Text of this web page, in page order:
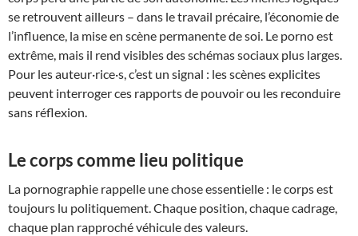
se retrouvent ailleurs – dans le travail précaire, l’économie de
l’influence, la mise en scène permanente de soi. Le porno est
extrême, mais il rend visibles des schémas sociaux plus larges.
Pour les auteur·rice·s, c’est un signal : les scènes explicites
peuvent interroger ces rapports de pouvoir ou les reconduire
sans réflexion.
Le corps comme lieu politique
La pornographie rappelle une chose essentielle : le corps est
toujours lu politiquement. Chaque position, chaque cadrage,
chaque plan rapproché véhicule des valeurs.